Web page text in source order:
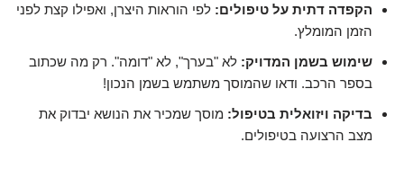
הקפדה דתית על טיפולים: לפי הוראות היצרן, ואפילו קצת לפני
הזמן המומלץ.
שימוש בשמן המדויק: לא "בערך", לא "דומה". רק מה שכתוב
בספר הרכב. ודאו שהמוסך משתמש בשמן הנכון!
בדיקה ויזואלית בטיפול: מוסך שמכיר את הנושא יבדוק את
מצב הרצועה בטיפולים.